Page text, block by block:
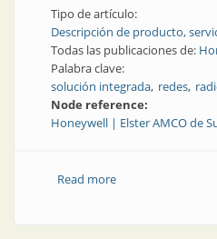
Tipo de artículo:
Descripción de producto,
Todas las publicaciones de:
Palabra clave:
solución integrada redes
Node reference:
Honeywell | Elster AMCO de
Read moreabout Sistema